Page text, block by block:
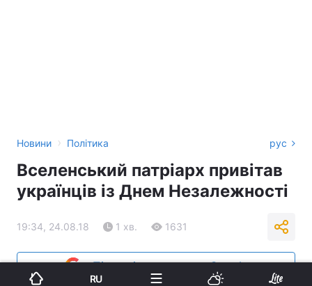
Новини › Політика рус
Вселенський патріарх привітав
українців із Днем Незалежності
19:34, 24.08.18 1 хв. 1631
Підпишіться на нас в Google
RU